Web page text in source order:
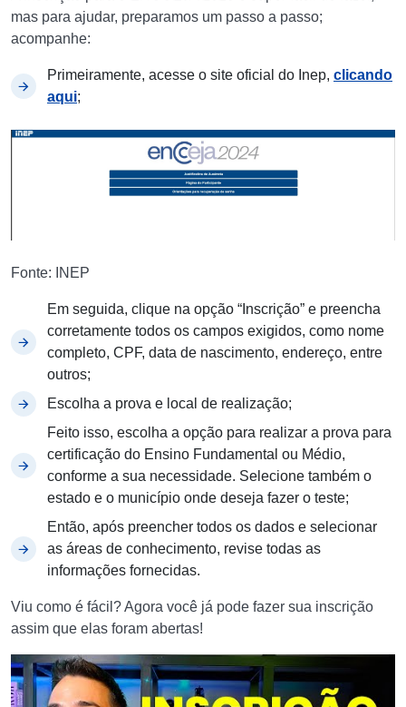
mas para ajudar, preparamos um passo a passo;
acompanhe:
Primeiramente, acesse o site oficial do Inep, clicando
aqui;
Fonte: INEP
Em seguida, clique na opção “Inscrição” e preencha
corretamente todos os campos exigidos, como nome
completo, CPF, data de nascimento, endereço, entre
outros;
Escolha a prova e local de realização;
Feito isso, escolha a opção para realizar a prova para
certificação do Ensino Fundamental ou Médio,
conforme a sua necessidade. Selecione também o
estado e o município onde deseja fazer o teste;
Então, após preencher todos os dados e selecionar
as áreas de conhecimento, revise todas as
informações fornecidas.
Viu como é fácil? Agora você já pode fazer sua inscrição
assim que elas foram abertas!